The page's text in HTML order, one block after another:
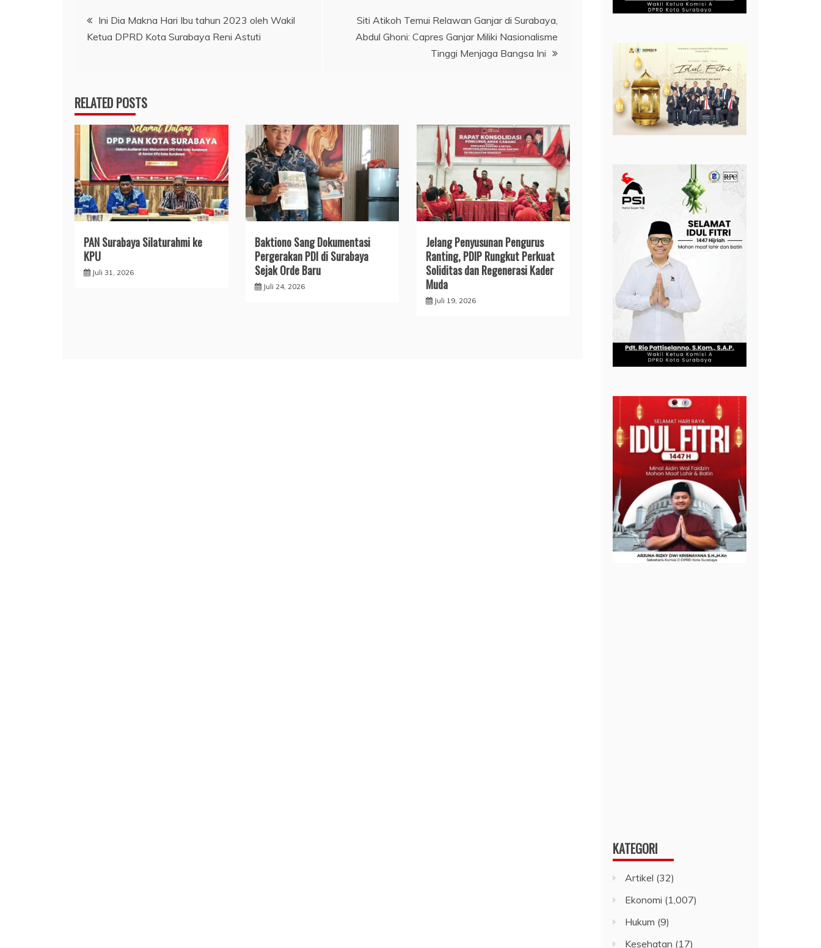
Navigasi
pos
Ini Dia Makna Hari Ibu tahun 2023 oleh Wakil
Ketua DPRD Kota Surabaya Reni Astuti
Siti Atikoh Temui Relawan Ganjar di Surabaya,
Abdul Ghoni: Capres Ganjar Miliki Nasionalisme
Tinggi Menjaga Bangsa Ini
RELATED POSTS
PAN Surabaya Silaturahmi ke
KPU
Juli 31, 2026
Baktiono Sang Dokumentasi
Pergerakan PDI di Surabaya
Sejak Orde Baru
Juli 24, 2026
Jelang Penyusunan Pengurus
Ranting, PDIP Rungkut Perkuat
Soliditas dan Regenerasi Kader
Muda
Juli 19, 2026
KATEGORI
Artikel (32)
Ekonomi (1,007)
Hukum (9)
Kesehatan (17)